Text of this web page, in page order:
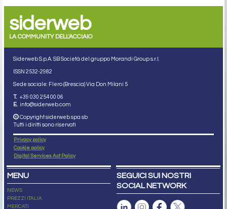
siderweb
LA COMMUNITY DELL'ACCIAIO
Siderweb S.p.A. SB Società del gruppo Morandi Group s.r.l.
ISSN 2532-2982
Sede sociale: Flero (Brescia) Via Don Milani 5
T. +39 030 254 00 06
E. info@siderweb.com
Copyright siderweb spa sb
Tutti i diritti sono riservati
Privacy policy
Cookie policy
Digital Services Act Policy
MENU
NEWS
PREZZI ITALIA
MERCATI
SEGUICI SUI NOSTRI
SOCIAL NETWORK